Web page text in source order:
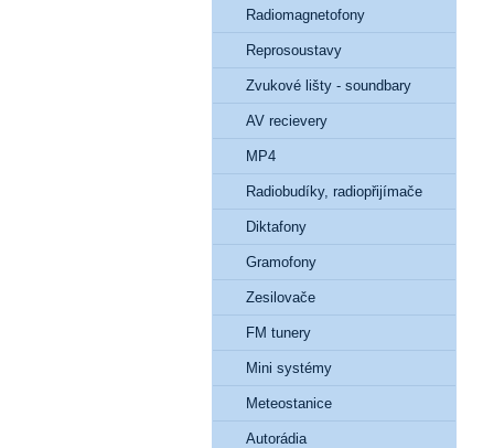
Radiomagnetofony
Reprosoustavy
Zvukové lišty - soundbary
AV recievery
MP4
Radiobudíky, radiopřijímače
Diktafony
Gramofony
Zesilovače
FM tunery
Mini systémy
Meteostanice
Autorádia